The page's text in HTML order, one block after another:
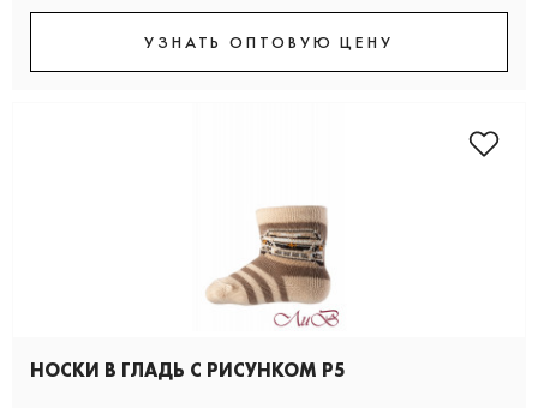
УЗНАТЬ ОПТОВУЮ ЦЕНУ
НОСКИ В ГЛАДЬ С РИСУНКОМ Р5